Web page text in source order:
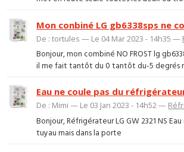
Mon conbiné LG gb6338sps ne
De : tortules — Le 04 Mar 2023 - 14h35 —
Bonjour, mon combiné NO FROST lg
il me fait tantôt du 0 tantôt du-5 degrés
Eau ne coule pas du
De : Mimi — Le 03 Jan 2023 - 14h52 —
Bonjour, Réfrigérateur LG GW 2321 NS
tuyau mais dans la porte